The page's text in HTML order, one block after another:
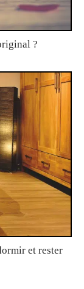
?
et rester